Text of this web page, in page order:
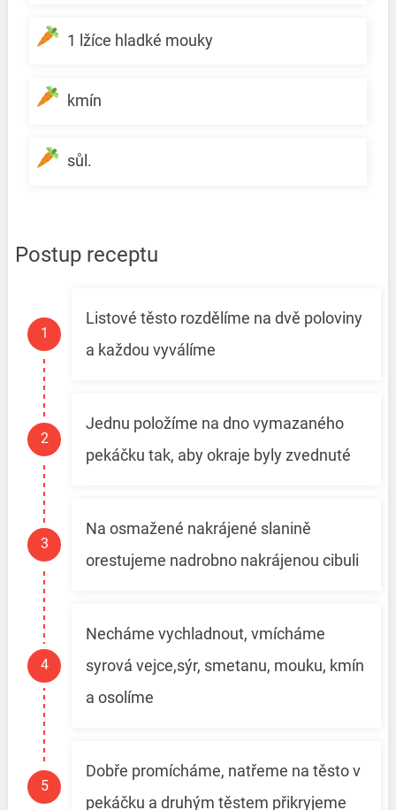
1 lžíce hladké mouky
kmín
sůl.
Postup receptu
Listové těsto rozdělíme na dvě poloviny
a každou vyválíme
Jednu položíme na dno vymazaného
pekáčku tak, aby okraje byly zvednuté
Na osmažené nakrájené slanině
orestujeme nadrobno nakrájenou cibuli
Necháme vychladnout, vmícháme
syrová vejce,sýr, smetanu, mouku, kmín
a osolíme
Dobře promícháme, natřeme na těsto v
pekáčku a druhým těstem přikryjeme